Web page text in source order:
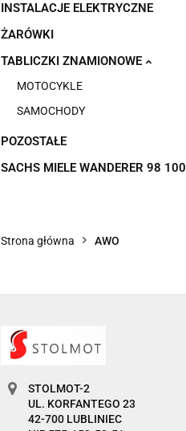
INSTALACJE ELEKTRYCZNE
ŻARÓWKI
TABLICZKI ZNAMIONOWE
MOTOCYKLE
SAMOCHODY
POZOSTAŁE
SACHS MIELE WANDERER 98 100
Strona główna AWO
STOLMOT-2
UL. KORFANTEGO 23
42-700 LUBLINIEC